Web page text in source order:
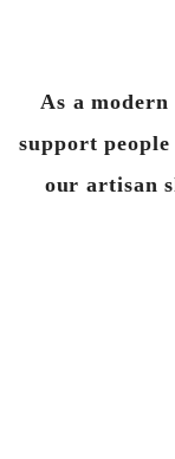
As a
support
our artisan